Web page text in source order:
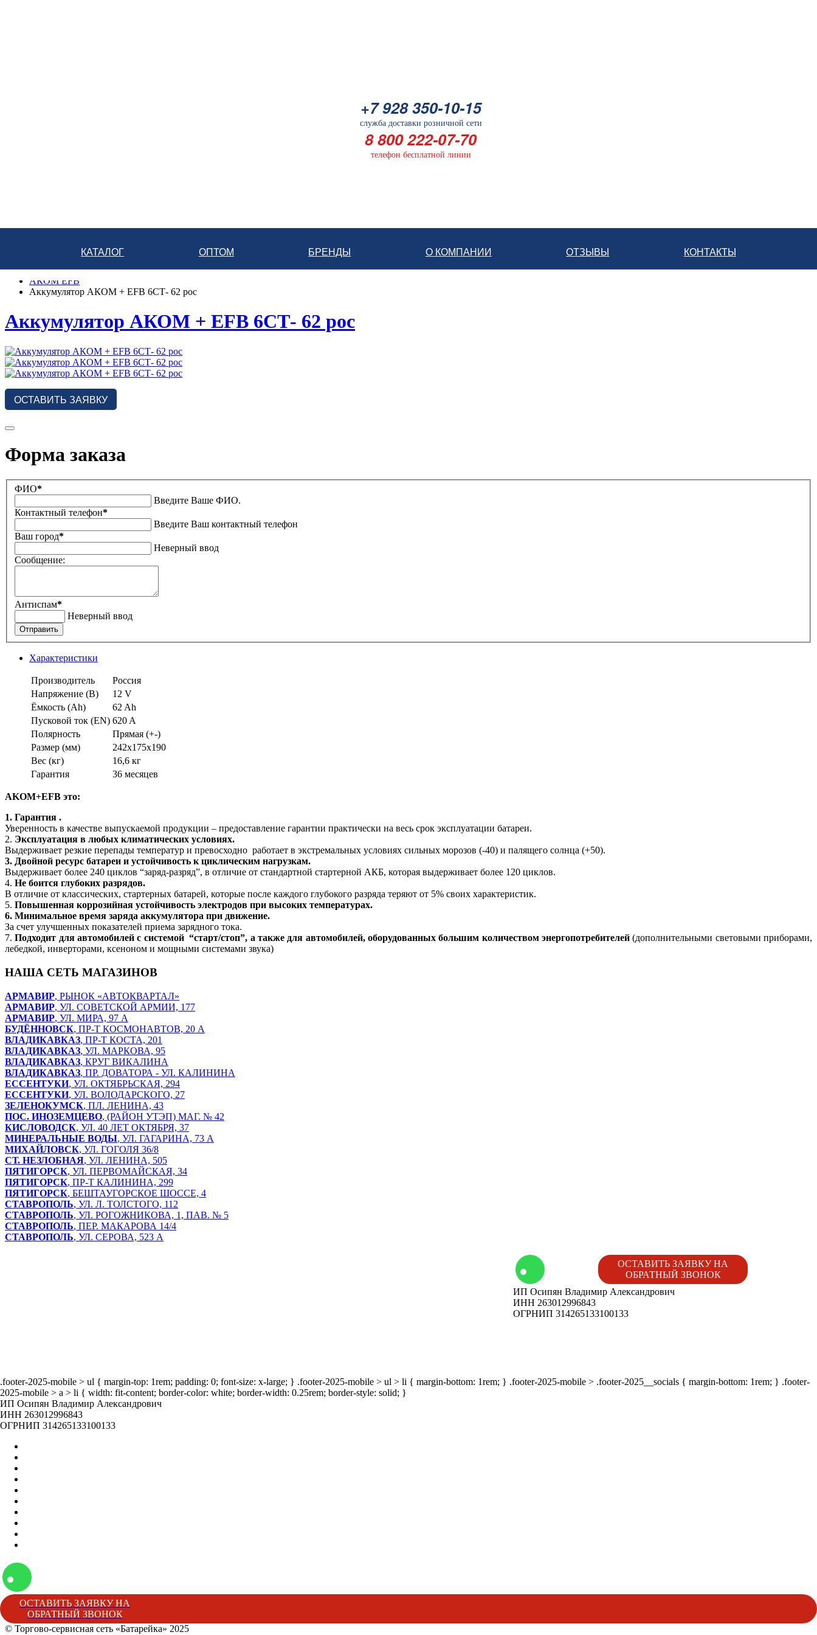
+7 928 350-10-15
служба доставки розничной сети
8 800 222-07-70
телефон бесплатной линии
КАТАЛОГ ОПТОМ БРЕНДЫ О КОМПАНИИ ОТЗЫВЫ КОНТАКТЫ
КАТАЛОГ
АКОМ EFB
Аккумулятор АКОМ + EFB 6СТ- 62 рос
Аккумулятор АКОМ + EFB 6СТ- 62 рос
ОСТАВИТЬ ЗАЯВКУ
Форма заказа
ФИО*
Введите Ваше ФИО.
Контактный телефон*
Введите Ваш контактный телефон
Ваш город*
Неверный ввод
Сообщение:
Антиспам*
Неверный ввод
Отправить
Характеристики
Производитель
Россия
Напряжение (В)
12 V
Ёмкость (Аh)
62 Ah
Пусковой ток (EN) 620 A
Полярность
Прямая (+-)
Размер (мм)
242x175x190
Вес (кг)
16,6 кг
Гарантия
36 месяцев
AKOM+EFB это:
1. Гарантия .
Уверенность в качестве выпускаемой продукции – предоставление гарантии практически на весь срок эксплуатации батареи.
2. Эксплуатация в любых климатических условиях.
Выдерживает резкие перепады температур и превосходно работает в экстремальных условиях сильных морозов (-40) и палящего солнца (+50).
3. Двойной ресурс батареи и устойчивость к циклическим нагрузкам.
Выдерживает более 240 циклов “заряд-разряд”, в отличие от стандартной стартерной АКБ, которая выдерживает более 120 циклов.
4. Не боится глубоких разрядов.
В отличие от классических, стартерных батарей, которые после каждого глубокого разряда теряют от 5% своих характеристик.
5. Повышенная коррозийная устойчивость электродов при высоких температурах.
6. Минимальное время заряда аккумулятора при движение.
За счет улучшенных показателей приема зарядного тока.
7.Подходит для автомобилей с системой “старт/стоп”, а также для автомобилей, оборудованных большим количеством энергопотребителей (дополнительными световыми приборами,
лебедкой, инверторами, ксеноном и мощными системами звука)
НАША СЕТЬ МАГАЗИНОВ
АРМАВИР, РЫНОК «АВТОКВАРТАЛ»
АРМАВИР, УЛ. СОВЕТСКОЙ АРМИИ, 177
АРМАВИР, УЛ. МИРА, 97 А
БУДЁННОВСК, ПР-Т КОСМОНАВТОВ, 20 А
ВЛАДИКАВКАЗ, ПР-Т КОСТА, 201
ВЛАДИКАВКАЗ, УЛ. МАРКОВА, 95
ВЛАДИКАВКАЗ, КРУГ ВИКАЛИНА
ВЛАДИКАВКАЗ, ПР. ДОВАТОРА - УЛ. КАЛИНИНА
ЕССЕНТУКИ, УЛ. ОКТЯБРЬСКАЯ, 294
ЕССЕНТУКИ, УЛ. ВОЛОДАРСКОГО, 27
ЗЕЛЕНОКУМСК, ПЛ. ЛЕНИНА, 43
ПОС. ИНОЗЕМЦЕВО, (РАЙОН УТЭП) МАГ. № 42
КИСЛОВОДСК, УЛ. 40 ЛЕТ ОКТЯБРЯ, 37
МИНЕРАЛЬНЫЕ ВОДЫ, УЛ. ГАГАРИНА, 73 А
МИХАЙЛОВСК, УЛ. ГОГОЛЯ 36/8
СТ. НЕЗЛОБНАЯ, УЛ. ЛЕНИНА, 505
ПЯТИГОРСК, УЛ. ПЕРВОМАЙСКАЯ, 34
ПЯТИГОРСК, ПР-Т КАЛИНИНА, 299
ПЯТИГОРСК, БЕШТАУГОРСКОЕ ШОССЕ, 4
СТАВРОПОЛЬ, УЛ. Л. ТОЛСТОГО, 112
СТАВРОПОЛЬ, УЛ. РОГОЖНИКОВА, 1, ПАВ. № 5
СТАВРОПОЛЬ, ПЕР. МАКАРОВА 14/4
СТАВРОПОЛЬ, УЛ. СЕРОВА, 523 А
ОСТАВИТЬ ЗАЯВКУ НА
ОБРАТНЫЙ ЗВОНОК
ИП Осипян Владимир Александрович
ИНН 263012996843
ОГРНИП 314265133100133
.footer-2025-mobile > ul { margin-top: 1rem; padding: 0; font-size: x-large; } .footer-2025-mobile > ul > li { margin-bottom: 1rem; } .footer-2025-mobile > .footer-2025__socials { margin-bottom: 1rem; } .footer-
2025-mobile > a > li { width: fit-content; border-color: white; border-width: 0.25rem; border-style: solid; }
ИП Осипян Владимир Александрович
ИНН 263012996843
ОГРНИП 314265133100133
ОСТАВИТЬ ЗАЯВКУ НА
ОБРАТНЫЙ ЗВОНОК
© Торгово-сервисная сеть «Батарейка» 2025